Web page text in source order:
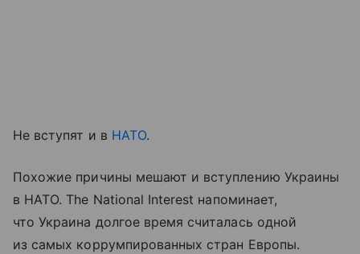
Не вступят и в НАТО.
Похожие причины мешают и вступлению Украины
в НАТО. The National Interest напоминает,
что Украина долгое время считалась одной
из самых коррумпированных стран Европы.